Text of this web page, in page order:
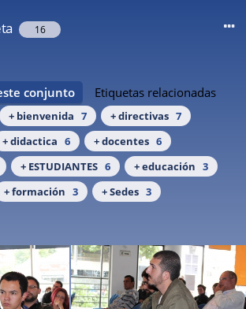
16
conjunto Etiquetas relacionadas
+ bienvenida 7 + directivas 7
+ didactica 6 + docentes 6
+ ESTUDIANTES 6 + educación 3
+ formación 3 + Sedes 3